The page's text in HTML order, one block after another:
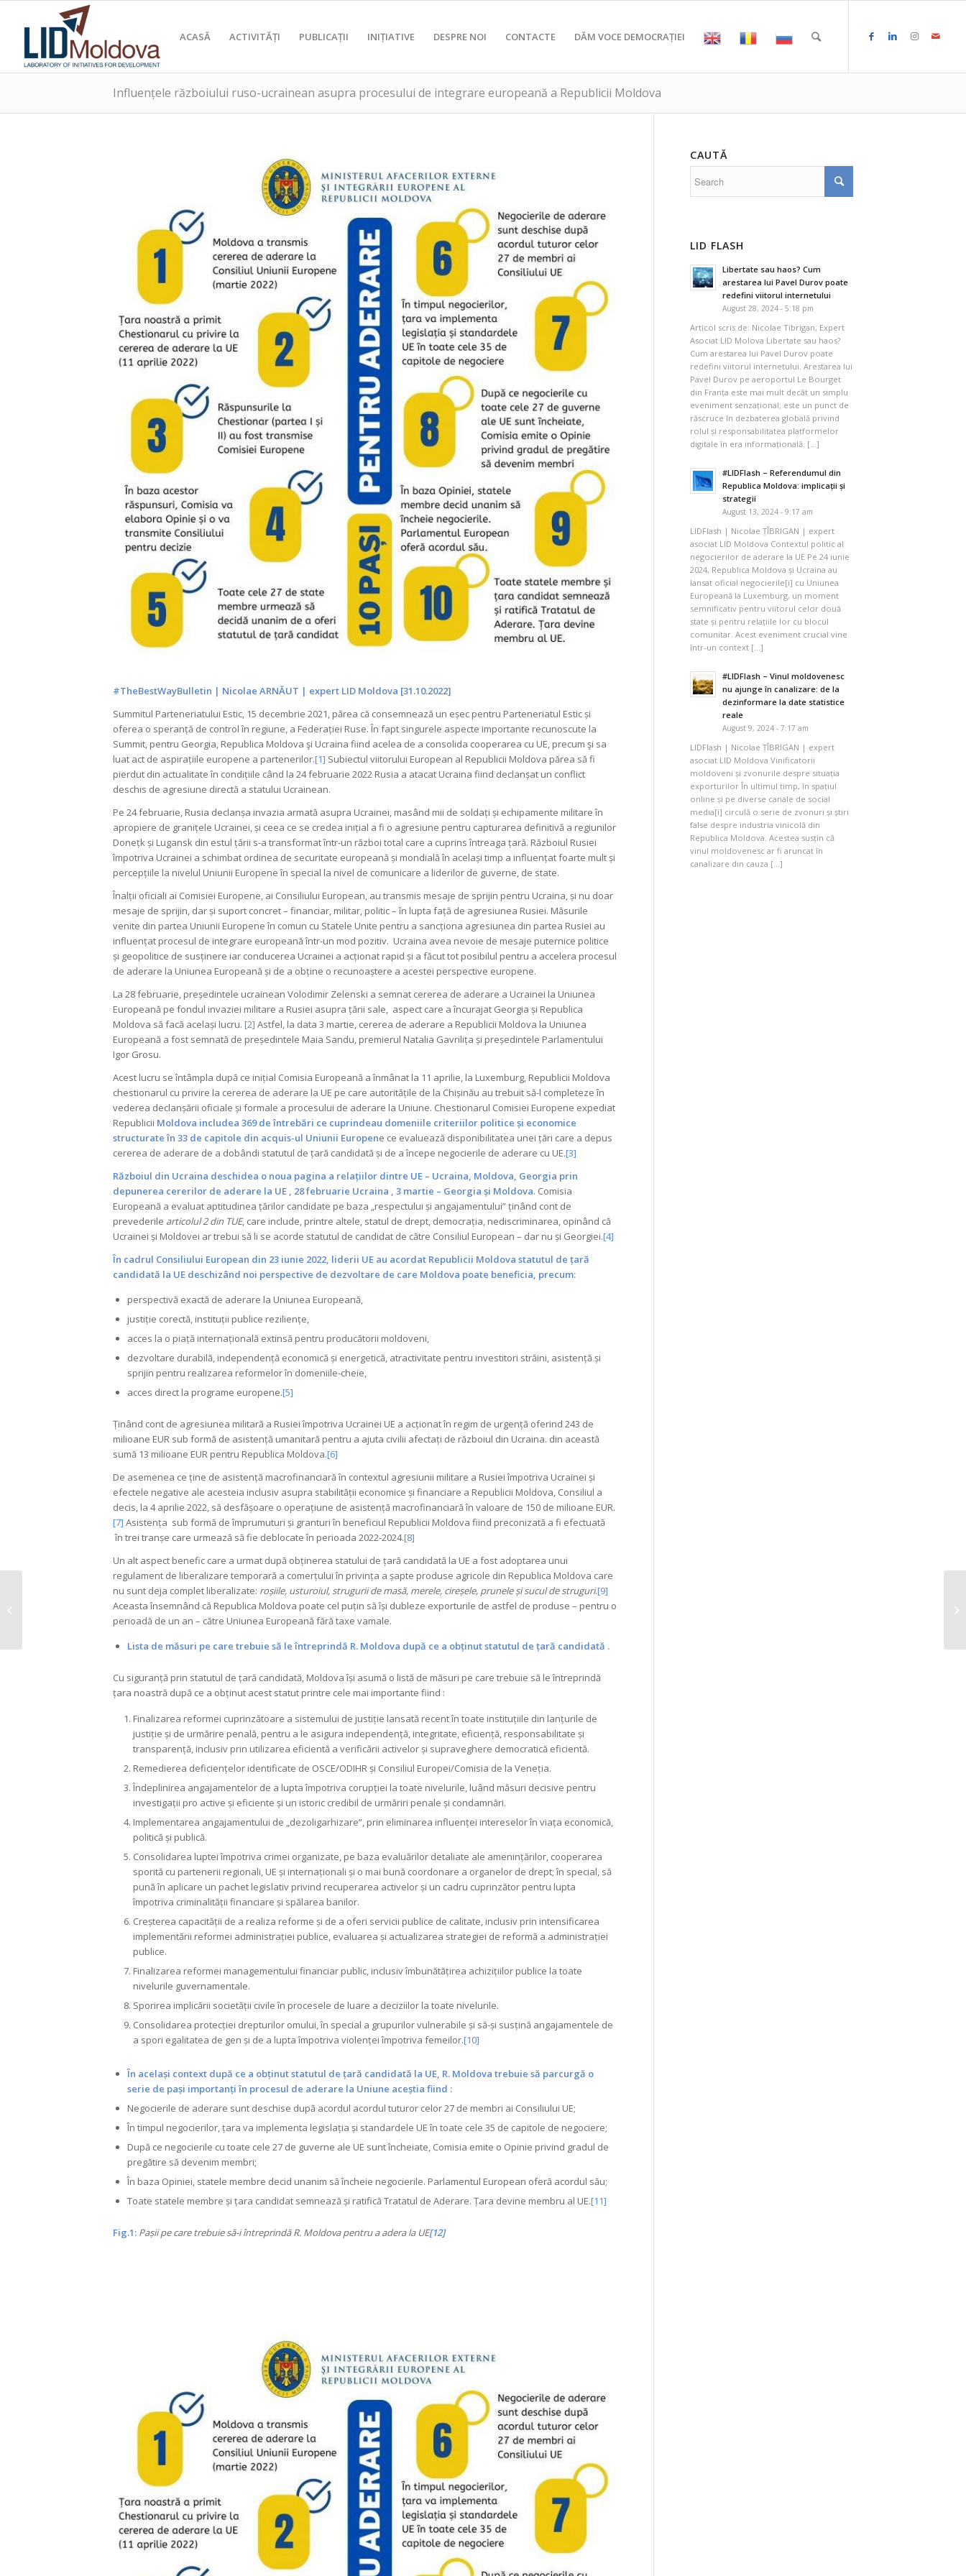
ACASĂ ACTIVITĂȚI PUBLICAȚII INIȚIATIVE DESPRE NOI CONTACTE DĂM VOCE DEMOCRAȚIEI
Influențele războiului ruso-ucrainean asupra procesului de integrare europeană a Republicii Moldova
#TheBestWayBulletin | Nicolae ARNĂUT | expert LID Moldova [31.10.2022]
Summitul Parteneriatului Estic, 15 decembrie 2021, părea că consemnează un eșec pentru Parteneriatul Estic și
oferea o speranță de control în regiune, a Federației Ruse. În fapt singurele aspecte importante recunoscute la
Summit, pentru Georgia, Republica Moldova şi Ucraina fiind acelea de a consolida cooperarea cu UE, precum şi sa
luat act de aspirațiile europene a partenerilor.[1] Subiectul viitorului European al Republicii Moldova părea să fi
pierdut din actualitate în condițiile când la 24 februarie 2022 Rusia a atacat Ucraina fiind declanșat un conflict
deschis de agresiune directă a statului Ucrainean.
Pe 24 februarie, Rusia declanșa invazia armată asupra Ucrainei, masând mii de soldați și echipamente militare în
apropiere de granițele Ucrainei, și ceea ce se credea inițial a fi o agresiune pentru capturarea definitivă a regiunilor
Donețk și Lugansk din estul țării s-a transformat într-un război total care a cuprins întreaga țară. Războiul Rusiei
împotriva Ucrainei a schimbat ordinea de securitate europeană și mondială în același timp a influențat foarte mult și
percepțiile la nivelul Uniunii Europene în special la nivel de comunicare a liderilor de guverne, de state.
Înalții oficiali ai Comisiei Europene, ai Consiliului European, au transmis mesaje de sprijin pentru Ucraina, și nu doar
mesaje de sprijin, dar și suport concret – financiar, militar, politic – în lupta față de agresiunea Rusiei. Măsurile
venite din partea Uniunii Europene în comun cu Statele Unite pentru a sancționa agresiunea din partea Rusiei au
influențat procesul de integrare europeană într-un mod pozitiv. Ucraina avea nevoie de mesaje puternice politice
și geopolitice de susținere iar conducerea Ucrainei a acționat rapid și a făcut tot posibilul pentru a accelera procesul
de aderare la Uniunea Europeană și de a obține o recunoaștere a acestei perspective europene.
La 28 februarie, președintele ucrainean Volodimir Zelenski a semnat cererea de aderare a Ucrainei la Uniunea
Europeană pe fondul invaziei militare a Rusiei asupra țării sale, aspect care a încurajat Georgia și Republica
Moldova să facă același lucru. [2] Astfel, la data 3 martie, cererea de aderare a Republicii Moldova la Uniunea
Europeană a fost semnată de președintele Maia Sandu, premierul Natalia Gavrilița și președintele Parlamentului
Igor Grosu.
Acest lucru se întâmpla după ce inițial Comisia Europeană a înmânat la 11 aprilie, la Luxemburg, Republicii Moldova
chestionarul cu privire la cererea de aderare la UE pe care autoritățile de la Chișinău au trebuit să-l completeze în
vederea declanșării oficiale și formale a procesului de aderare la Uniune. Chestionarul Comisiei Europene expediat
Republicii Moldova includea 369 de întrebări ce cuprindeau domeniile criteriilor politice și economice
structurate în 33 de capitole din acquis-ul Uniunii Europene ce evaluează disponibilitatea unei țări care a depus
cererea de aderare de a dobândi statutul de țară candidată și de a începe negocierile de aderare cu UE.[3]
Războiul din Ucraina deschidea o noua pagina a relațiilor dintre UE – Ucraina, Moldova, Georgia prin
depunerea cererilor de aderare la UE , 28 februarie Ucraina , 3 martie – Georgia și Moldova. Comisia
Europeană a evaluat aptitudinea țărilor candidate pe baza „respectului și angajamentului” ținând cont de
prevederile articolul 2 din TUE, care include, printre altele, statul de drept, democrația, nediscriminarea, opinând că
Ucrainei și Moldovei ar trebui să li se acorde statutul de candidat de către Consiliul European – dar nu și Georgiei.[4]
În cadrul Consiliului European din 23 iunie 2022, liderii UE au acordat Republicii Moldova statutul de țară
candidată la UE deschizând noi perspective de dezvoltare de care Moldova poate beneficia, precum:
perspectivă exactă de aderare la Uniunea Europeană,
justiție corectă, instituții publice reziliențe,
acces la o piață internațională extinsă pentru producătorii moldoveni,
dezvoltare durabilă, independență economică și energetică, atractivitate pentru investitori străini, asistență și
sprijin pentru realizarea reformelor în domeniile-cheie,
acces direct la programe europene.[5]
Ținând cont de agresiunea militară a Rusiei împotriva Ucrainei UE a acționat în regim de urgență oferind 243 de
milioane EUR sub formă de asistență umanitară pentru a ajuta civilii afectați de războiul din Ucraina. din această
sumă 13 milioane EUR pentru Republica Moldova.[6]
De asemenea ce ține de asistență macrofinanciară în contextul agresiunii militare a Rusiei împotriva Ucrainei și
efectele negative ale acesteia inclusiv asupra stabilității economice și financiare a Republicii Moldova, Consiliul a
decis, la 4 aprilie 2022, să desfășoare o operațiune de asistență macrofinanciară în valoare de 150 de milioane EUR.
[7] Asistența sub formă de împrumuturi și granturi în beneficiul Republicii Moldova fiind preconizată a fi efectuată
în trei tranșe care urmează să fie deblocate în perioada 2022-2024.[8]
Un alt aspect benefic care a urmat după obținerea statului de țară candidată la UE a fost adoptarea unui
regulament de liberalizare temporară a comerțului în privința a șapte produse agricole din Republica Moldova care
nu sunt deja complet liberalizate: roșiile, usturoiul, strugurii de masă, merele, cireșele, prunele și sucul de struguri.[9]
Aceasta însemnând că Republica Moldova poate cel puțin să își dubleze exporturile de astfel de produse – pentru o
perioadă de un an – către Uniunea Europeană fără taxe vamale.
Lista de măsuri pe care trebuie să le întreprindă R. Moldova după ce a obținut statutul de țară candidată .
Cu siguranță prin statutul de țară candidată, Moldova își asumă o listă de măsuri pe care trebuie să le întreprindă
țara noastră după ce a obținut acest statut printre cele mai importante fiind :
Finalizarea reformei cuprinzătoare a sistemului de justiție lansată recent în toate instituțiile din lanțurile de
justiție și de urmărire penală, pentru a le asigura independență, integritate, eficiență, responsabilitate și
transparență, inclusiv prin utilizarea eficientă a verificării activelor și supraveghere democratică eficientă.
Remedierea deficiențelor identificate de OSCE/ODIHR și Consiliul Europei/Comisia de la Veneția.
Îndeplinirea angajamentelor de a lupta împotriva corupției la toate nivelurile, luând măsuri decisive pentru
investigații pro active și eficiente și un istoric credibil de urmăriri penale și condamnări.
Implementarea angajamentului de „dezoligarhizare”, prin eliminarea influenței intereselor în viața economică,
politică și publică.
Consolidarea luptei împotriva crimei organizate, pe baza evaluărilor detaliate ale amenințărilor, cooperarea
sporită cu partenerii regionali, UE și internaționali și o mai bună coordonare a organelor de drept; în special, să
pună în aplicare un pachet legislativ privind recuperarea activelor și un cadru cuprinzător pentru lupta
împotriva criminalității financiare și spălarea banilor.
Creșterea capacității de a realiza reforme și de a oferi servicii publice de calitate, inclusiv prin intensificarea
implementării reformei administrației publice, evaluarea și actualizarea strategiei de reformă a administrației
publice.
Finalizarea reformei managementului financiar public, inclusiv îmbunătățirea achizițiilor publice la toate
nivelurile guvernamentale.
Sporirea implicării societății civile în procesele de luare a deciziilor la toate nivelurile.
Consolidarea protecției drepturilor omului, în special a grupurilor vulnerabile și să-și susțină angajamentele de
a spori egalitatea de gen și de a lupta împotriva violenței împotriva femeilor.[10]
În același context după ce a obținut statutul de țară candidată la UE, R. Moldova trebuie să parcurgă o
serie de pași importanți în procesul de aderare la Uniune aceștia fiind :
Negocierile de aderare sunt deschise după acordul acordul tuturor celor 27 de membri ai Consiliului UE;
În timpul negocierilor, țara va implementa legislația și standardele UE în toate cele 35 de capitole de negociere;
După ce negocierile cu toate cele 27 de guverne ale UE sunt încheiate, Comisia emite o Opinie privind gradul de
pregătire să devenim membri;
În baza Opiniei, statele membre decid unanim să încheie negocierile. Parlamentul European oferă acordul său;
Toate statele membre și țara candidat semnează și ratifică Tratatul de Aderare. Țara devine membru al UE.[11]
Fig.1: Pașii pe care trebuie să-i întreprindă R. Moldova pentru a adera la UE[12]
CAUTĂ
LID FLASH
Libertate sau haos? Cum
arestarea lui Pavel Durov poate
redefini viitorul internetului
August 28, 2024 - 5:18 pm
Articol scris de: Nicolae Tibrigan, Expert
Asociat LID Molova Libertate sau haos?
Cum arestarea lui Pavel Durov poate
redefini viitorul internetului. Arestarea lui
Pavel Durov pe aeroportul Le Bourget
din Franța este mai mult decât un simplu
eveniment senzațional; este un punct de
răscruce în dezbaterea globală privind
rolul și responsabilitatea platformelor
digitale în era informațională. […]
#LIDFlash – Referendumul din
Republica Moldova: implicații și
strategii
August 13, 2024 - 9:17 am
LIDFlash | Nicolae ȚÎBRIGAN | expert
asociat LID Moldova Contextul politic al
negocierilor de aderare la UE Pe 24 iunie
2024, Republica Moldova și Ucraina au
lansat oficial negocierile[i] cu Uniunea
Europeană la Luxemburg, un moment
semnificativ pentru viitorul celor două
state și pentru relațiile lor cu blocul
comunitar. Acest eveniment crucial vine
într-un context […]
#LIDFlash – Vinul moldovenesc
nu ajunge în canalizare: de la
dezinformare la date statistice
reale
August 9, 2024 - 7:17 am
LIDFlash | Nicolae ȚÎBRIGAN | expert
asociat LID Moldova Vinificatorii
moldoveni și zvonurile despre situația
exporturilor În ultimul timp, în spațiul
online și pe diverse canale de social
media[i] circulă o serie de zvonuri și știri
false despre industria vinicolă din
Republica Moldova. Acestea susțin că
vinul moldovenesc ar fi aruncat în
canalizare din cauza […]
Liuba Șevciuc: „O presă